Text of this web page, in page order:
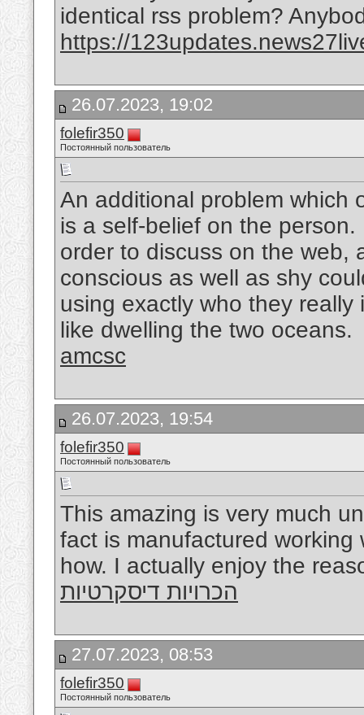
identical rss problem?
https://
26.07.2023, 19:02
folefir350
Постоянный пользователь
An additional problem which
is a self-belief on the
order to discuss on the web,
conscious as well as shy
using exactly who they really
like dwelling the two oceans.
amcsc
26.07.2023, 19:54
folefir350
Постоянный пользователь
This amazing is very much
fact is manufactured
how. I actually enjoy the
הכרויות דיסקרטיות
27.07.2023, 08:53
folefir350
Постоянный пользователь